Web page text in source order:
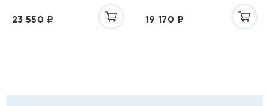
23 550 ₽ 19 170 ₽